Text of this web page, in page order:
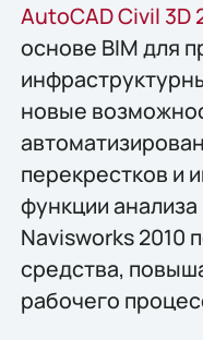
AutoCAD Civil 3D
основе BIM для
новые
перекрестков и
функции
Navisworks 2010
средства,
рабочего